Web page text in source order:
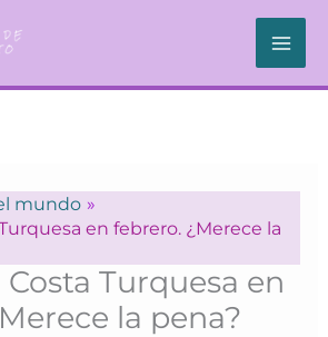
mundo
en febrero. ¿Merece la
Turquesa en
la pena?